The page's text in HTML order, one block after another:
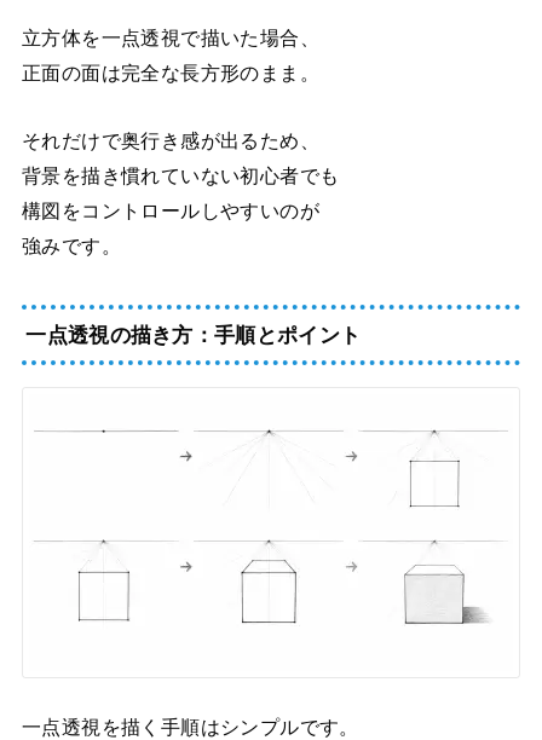
立方体を一点透視で描いた場合、
正面の面は完全な長方形のまま。
それだけで奥行き感が出るため、
背景を描き慣れていない初心者でも
構図をコントロールしやすいのが
強みです。
一点透視の描き方：手順とポイント
一点透視を描く手順はシンプルです。